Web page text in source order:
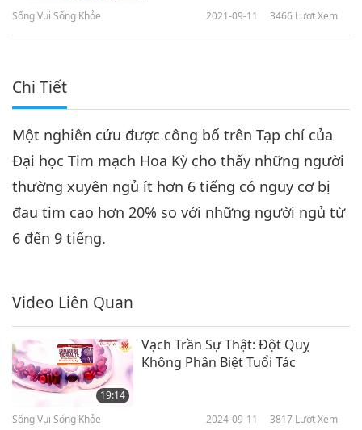
Sống Vui Sống Khỏe 2021-09-11 3466 Lượt Xem
Chi Tiết
Một nghiên cứu được công bố trên Tạp chí của
Đại học Tim mạch Hoa Kỳ cho thấy những người
thường xuyên ngủ ít hơn 6 tiếng có nguy cơ bị
đau tim cao hơn 20% so với những người ngủ từ
6 đến 9 tiếng.
Video Liên Quan
19:14
Vạch Trần Sự Thật: Đột Quỵ
Không Phân Biệt Tuổi Tác
Sống Vui Sống Khỏe 2024-09-11 3817 Lượt Xem